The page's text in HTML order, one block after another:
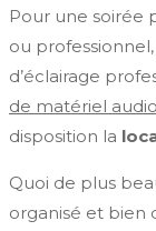
Pour une soirée
ou
d’éclairage
de matériel
disposition la
Quoi de plus
organisé et bien